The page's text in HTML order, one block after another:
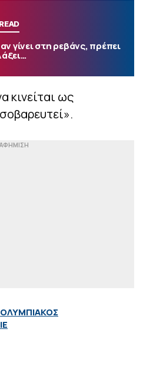
γίνει στη ρεβάνς, πρέπει
κινείται ως
ΟΛΥΜΠΙΑΚΟΣ